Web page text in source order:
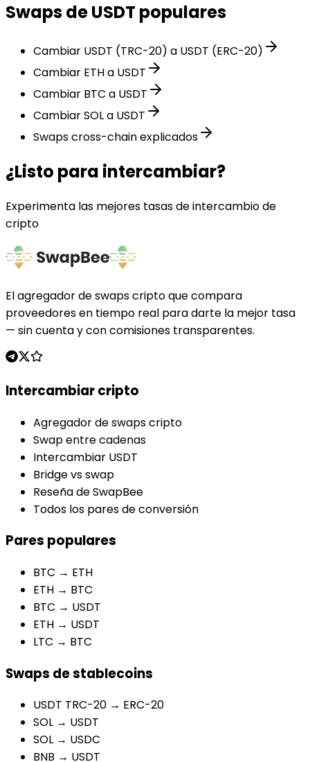
Swaps de USDT populares
Cambiar USDT (TRC-20) a USDT (ERC-20)
Cambiar ETH a USDT
Cambiar BTC a USDT
Cambiar SOL a USDT
Swaps cross-chain explicados
¿Listo para intercambiar?
Experimenta las mejores tasas de intercambio de
cripto
El agregador de swaps cripto que compara
proveedores en tiempo real para darte la mejor tasa
— sin cuenta y con comisiones transparentes.
Intercambiar cripto
Agregador de swaps cripto
Swap entre cadenas
Intercambiar USDT
Bridge vs swap
Reseña de SwapBee
Todos los pares de conversión
Pares populares
BTC → ETH
ETH → BTC
BTC → USDT
ETH → USDT
LTC → BTC
Swaps de stablecoins
USDT TRC-20 → ERC-20
SOL → USDT
SOL → USDC
BNB → USDT